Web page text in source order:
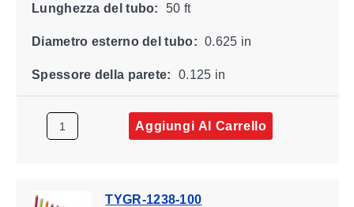
Lunghezza del tubo: 50 ft
Diametro esterno del tubo: 0.625 in
Spessore della parete: 0.125 in
Aggiungi Al Carrello
TYGR-1238-100